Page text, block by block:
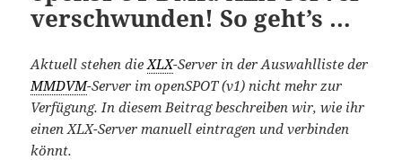
verschwunden! So geht’s …
Aktuell stehen dieXLX-Server in der Auswahlliste der
MMDVM-Server im openSPOT (v1) nicht mehr zur
Verfügung. In diesem Beitrag beschreiben wir, wie ihr
einen XLX-Server manuell eintragen und verbinden
könnt.